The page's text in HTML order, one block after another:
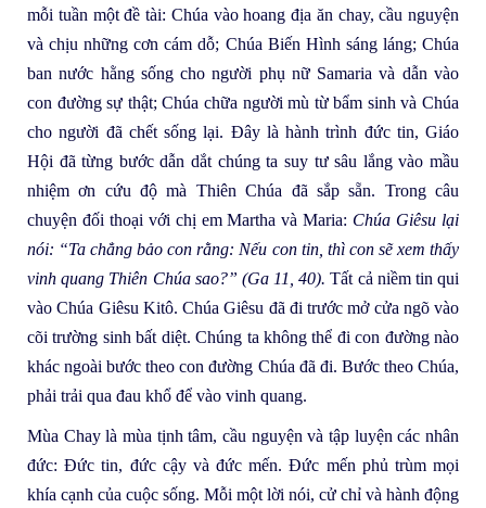
mỗi tuần một đề tài: Chúa vào hoang địa ăn chay, cầu nguyện
và chịu những cơn cám dỗ; Chúa Biến Hình sáng láng; Chúa
ban nước hằng sống cho người phụ nữ Samaria và dẫn vào
con đường sự thật; Chúa chữa người mù từ bẩm sinh và Chúa
cho người đã chết sống lại. Đây là hành trình đức tin, Giáo
Hội đã từng bước dẫn dắt chúng ta suy tư sâu lắng vào mầu
nhiệm ơn cứu độ mà Thiên Chúa đã sắp sẵn. Trong câu
chuyện đối thoại với chị em Martha và Maria: Chúa Giêsu lại
nói: “Ta chẳng bảo con rằng: Nếu con tin, thì con sẽ xem thấy
vinh quang Thiên Chúa sao?” (Ga 11, 40).Tất cả niềm tin qui
vào Chúa Giêsu Kitô. Chúa Giêsu đã đi trước mở cửa ngõ vào
cõi trường sinh bất diệt. Chúng ta không thể đi con đường nào
khác ngoài bước theo con đường Chúa đã đi. Bước theo Chúa,
phải trải qua đau khổ để vào vinh quang.
Mùa Chay là mùa tịnh tâm, cầu nguyện và tập luyện các nhân
đức: Đức tin, đức cậy và đức mến. Đức mến phủ trùm mọi
khía cạnh của cuộc sống. Mỗi một lời nói, cử chỉ và hành động